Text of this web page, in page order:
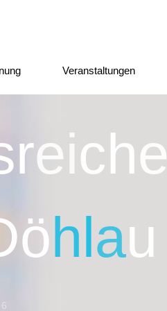
Veranstaltungen
reiche
öhlau